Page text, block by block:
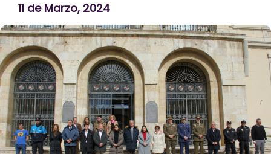
11 de Marzo, 2024